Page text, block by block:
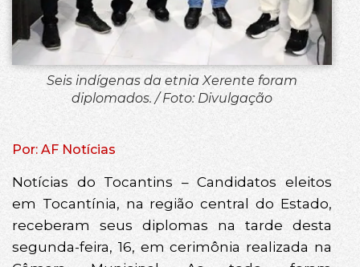
Seis indígenas da etnia Xerente foram
diplomados. / Foto: Divulgação
Por: AF Notícias
Notícias do Tocantins – Candidatos eleitos
em Tocantínia, na região central do Estado,
receberam seus diplomas na tarde desta
segunda-feira, 16, em cerimônia realizada na